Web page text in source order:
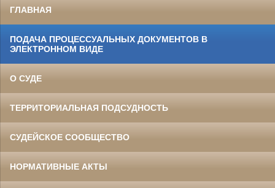
ГЛАВНАЯ
ПОДАЧА ПРОЦЕССУАЛЬНЫХ ДОКУМЕНТОВ В
ЭЛЕКТРОННОМ ВИДЕ
О СУДЕ
ТЕРРИТОРИАЛЬНАЯ ПОДСУДНОСТЬ
СУДЕЙСКОЕ СООБЩЕСТВО
НОРМАТИВНЫЕ АКТЫ